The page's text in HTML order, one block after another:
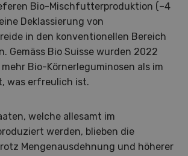
Bio-Mischfutterproduktion (–4
Deklassierung von
in den konventionellen Bereich
Gemäss Bio Suisse wurden 2022
Bio-Körnerleguminosen als im
was erfreulich ist.
welche allesamt im
werden, blieben die
Mengenausdehnung und höherer